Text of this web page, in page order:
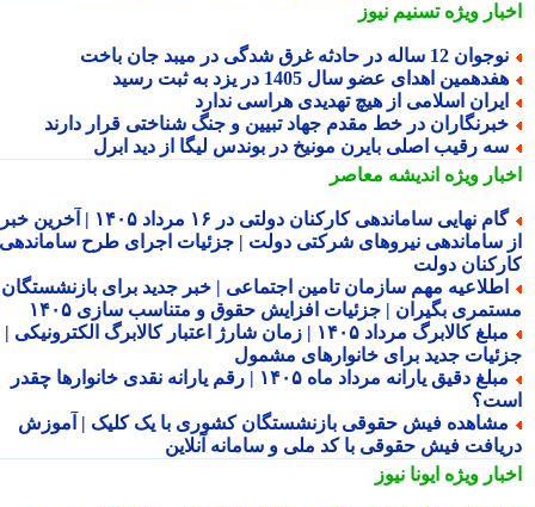
ویژهتسنیم نیوز
12 ساله در حادثه غرق شدگی در میبد جان باخت
اهدای عضو سال 1405 در یزد به ثبت رسید
اسلامی از هیچ تهدیدی هراسی ندارد
در خط مقدم جهاد تبیین و جنگ شناختی قرار دارند
رقیب اصلی بایرن مونیخ در بوندس لیگا از دید ابرل
ویژهاندیشه معاصر
گام نهایی ساماندهی کارکنان دولتی در ۱۶ مرداد ۱۴۰۵ | آخرین خبر
ساماندهی نیروهای شرکتی دولت | جزئیات اجرای طرح ساماندهی
دولت
مهم سازمان تامین اجتماعی | خبر جدید برای بازنشستگان و
بگیران | جزئیات افزایش حقوق و متناسب سازی ۱۴۰۵
مبلغ کالابرگ مرداد ۱۴۰۵ | زمان شارژ اعتبار کالابرگ الکترونیکی |
جدید برای خانوارهای مشمول
مبلغ دقیق یارانه مرداد ماه ۱۴۰۵ | رقم یارانه نقدی خانوارها چقدر
فیش حقوقی بازنشستگان کشوری با یک کلیک | آموزش
فیش حقوقی با کد ملی و سامانه آنلاین
ویژهایونا نیوز